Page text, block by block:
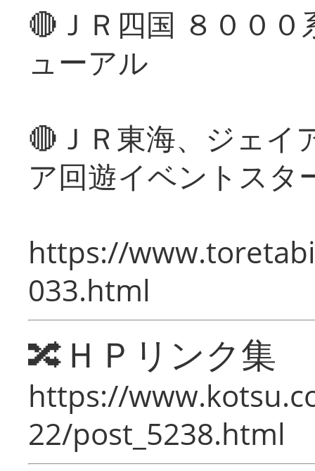
🔴ＪＲ四国 ８００
ューアル
🔴ＪＲ東海、ジェイ
ア回遊イベントスタ
https://
033.html
🔀ＨＰリンク集
https://
22/post_5238.html